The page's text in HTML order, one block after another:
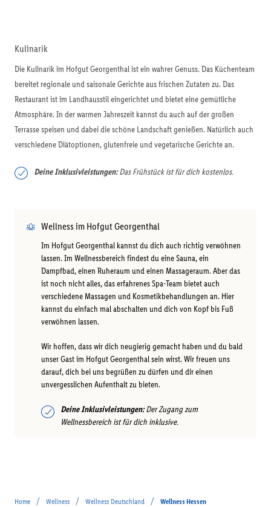
Kulinarik
Die Kulinarik im Hofgut Georgenthal ist ein wahrer Genuss. Das Küchenteam
bereitet regionale und saisonale Gerichte aus frischen Zutaten zu. Das
Restaurant ist im Landhausstil eingerichtet und bietet eine gemütliche
Atmosphäre. In der warmen Jahreszeit kannst du auch auf der großen
Terrasse speisen und dabei die schöne Landschaft genießen. Natürlich auch
verschiedene Diätoptionen, glutenfreie und vegetarische Gerichte an.
Deine Inklusivleistungen:Das Frühstück ist für dich kostenlos.
Wellness im Hofgut Georgenthal
Im Hofgut Georgenthal kannst du dich auch richtig verwöhnen
lassen. Im Wellnessbereich findest du eine Sauna, ein
Dampfbad, einen Ruheraum und einen Massageraum. Aber das
ist noch nicht alles, das erfahrenes Spa-Team bietet auch
verschiedene Massagen und Kosmetikbehandlungen an. Hier
kannst du einfach mal abschalten und dich von Kopf bis Fuß
verwöhnen lassen.
Wir hoffen, dass wir dich neugierig gemacht haben und du bald
unser Gast im Hofgut Georgenthal sein wirst. Wir freuen uns
darauf, dich bei uns begrüßen zu dürfen und dir einen
unvergesslichen Aufenthalt zu bieten.
Deine Inklusivleistungen:Der Zugang zum
Wellnessbereich ist für dich inklusive.
Home / Wellness / Wellness Deutschland / Wellness Hessen